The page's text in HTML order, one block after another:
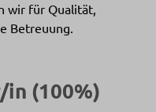
wir für Qualität,
Betreuung.
(100%)